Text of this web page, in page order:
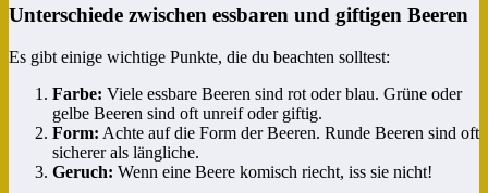
Unterschiede zwischen essbaren und giftigen Beeren
Es gibt einige wichtige Punkte, die du beachten solltest:
Farbe: Viele essbare Beeren sind rot oder blau. Grüne oder
gelbe Beeren sind oft unreif oder giftig.
Form: Achte auf die Form der Beeren. Runde Beeren sind oft
sicherer als längliche.
Geruch: Wenn eine Beere komisch riecht, iss sie nicht!